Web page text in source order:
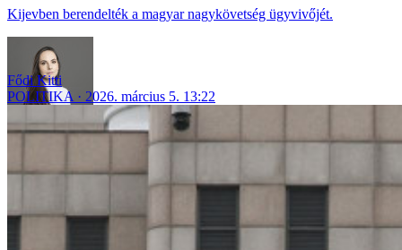
Kijevben berendelték a magyar nagykövetség ügyvivőjét.
Fődi Kitti
POLITIKA
2026. március 5. 13:22